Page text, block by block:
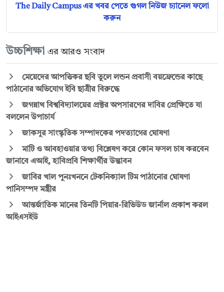
The Daily Campus এর খবর পেতে গুগল নিউজ চ্যানেল ফলো
করুন
উচ্চশিক্ষা এর আরও সংবাদ
মেয়েদের আপত্তিকর ছবি তুলে লন্ডন প্রবাসী বয়ফ্রেন্ডের কাছে
পাঠানোর অভিযোগ ইবি ছাত্রীর বিরুদ্ধে
জগন্নাথ বিশ্ববিদ্যালয়ের প্রক্টর অপসারণের দাবির প্রেক্ষিতে যা
বললেন উপাচার্য
জাকসুর সাংস্কৃতিক সম্পাদকের পদত্যাগের ঘোষণা
মাটি ও আবহাওয়ার তথ্য বিশ্লেষণ করে কোন ফসল চাষ করবেন
জানাবে এআই, হাবিপ্রবি শিক্ষার্থীর উদ্ভাবন
জাবির খাল পুনঃখননে টেকনিক্যাল টিম পাঠানোর ঘোষণা
পানিসম্পদ মন্ত্রীর
আন্তর্জাতিক মানের তিনটি পিয়ার-রিভিউড জার্নাল প্রকাশ করল
আইএসইউ